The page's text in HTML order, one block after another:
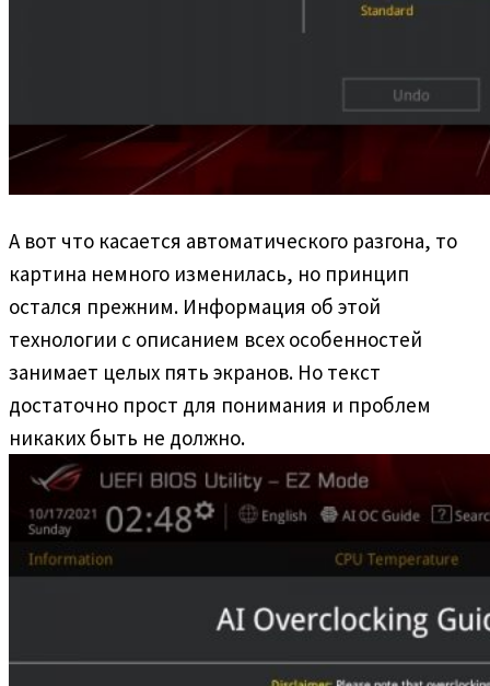
А вот что касается автоматического разгона, то
картина немного изменилась, но принцип
остался прежним. Информация об этой
технологии с описанием всех особенностей
занимает целых пять экранов. Но текст
достаточно прост для понимания и проблем
никаких быть не должно.